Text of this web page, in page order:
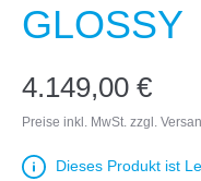
GLOSSY
4.149,00 €
Preise inkl. MwSt. zzgl.
Dieses Produkt ist